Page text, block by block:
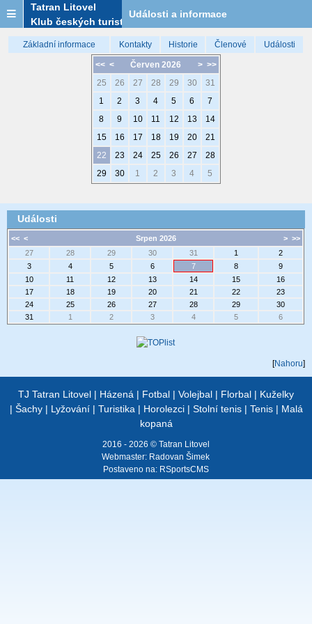
Tatran Litovel
Klub českých turistů
Události a informace
Základní informace Kontakty Historie Členové Události
<< < > >>
Červen 2026
25
26 27 28 29 30
31
1
2 3 4 5 6
7
8
9 10 11 12 13
14
15
16 17 18 19 20
21
22
23 24 25 26 27
28
29
30 1 2 3 4 5
Události
<< < > >>
Srpen 2026
27
28 29 30 31 1
2
3
4 5 6 7 8
9
10
11 12 13 14 15
16
17
18 19 20 21 22
23
24
25 26 27 28 29
30
31
1 2 3 4 5 6
[Nahoru]
TJ Tatran Litovel | Házená | Fotbal | Volejbal | Florbal | Kuželky
| Šachy| Lyžování| Turistika | Horolezci| Stolní tenis| Tenis| Malá
kopaná
2016 - 2026 © Tatran Litovel
Webmaster: Radovan Šimek
Postaveno na: RSportsCMS